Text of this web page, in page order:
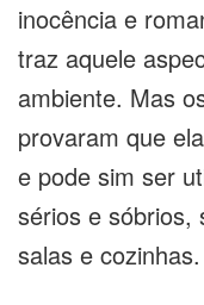
inocência e
traz aquele
ambiente. Mas
provaram que
e pode sim ser
sérios e sóbrios,
salas e cozinhas.